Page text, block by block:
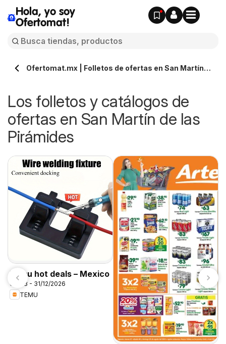
Hola, yo soy
Ofertomat!
Ofertomat.mx | Folletos de ofertas en San Martín
Los folletos y catálogos de
ofertas en San Martín de las
Pirámides
Temu hot deals – Mexico
07/08 - 31/12/2026
TEMU